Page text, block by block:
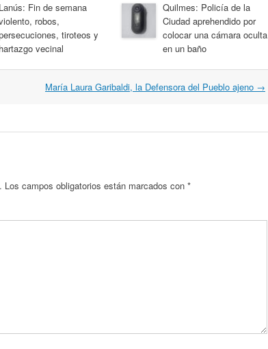
Lanús: Fin de semana
robos,
tiroteos y
hartazgo vecinal
Quilmes: Policía de la
Ciudad aprehendido por
colocar una cámara oculta
en un baño
María Laura Garibaldi, la Defensora del Pueblo ajeno →
Los campos obligatorios están marcados con *